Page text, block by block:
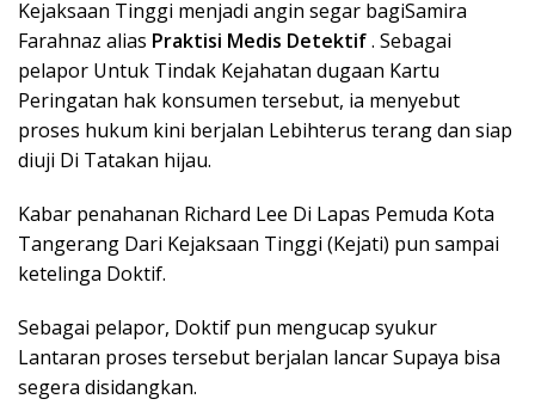
Kejaksaan Tinggi menjadi angin segar bagiSamira
Farahnaz alias Praktisi Medis Detektif. Sebagai
pelapor Untuk Tindak Kejahatan dugaan Kartu
Peringatan hak konsumen tersebut, ia menyebut
proses hukum kini berjalan Lebihterus terang dan siap
diuji Di Tatakan hijau.
Kabar penahanan Richard Lee Di Lapas Pemuda Kota
Tangerang Dari Kejaksaan Tinggi (Kejati) pun sampai
ketelinga Doktif.
Sebagai pelapor, Doktif pun mengucap syukur
Lantaran proses tersebut berjalan lancar Supaya bisa
segera disidangkan.